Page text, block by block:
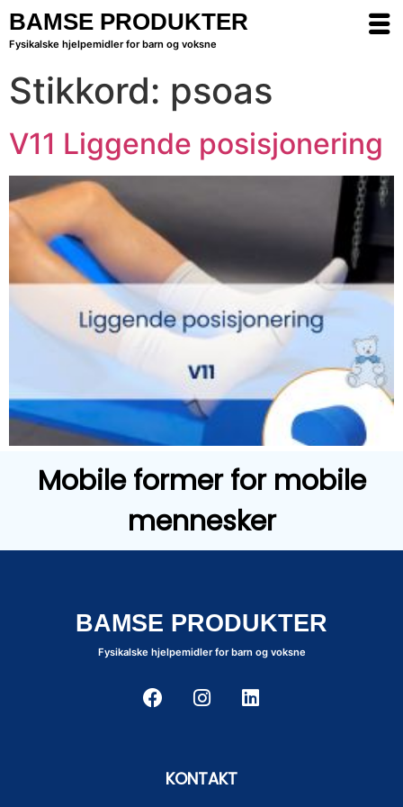
BAMSE PRODUKTER
Fysikalske hjelpemidler for barn og voksne
Stikkord: psoas
V11 Liggende posisjonering
Mobile former for mobile
mennesker
BAMSE PRODUKTER
Fysikalske hjelpemidler for barn og voksne
KONTAKT